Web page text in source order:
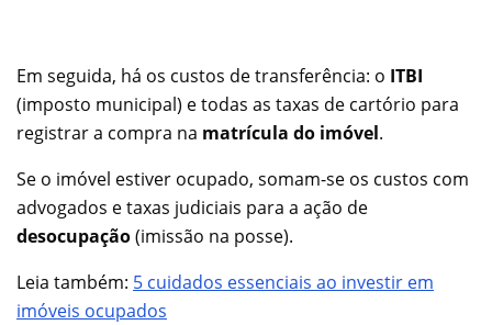
Em seguida, há os custos de transferência: o ITBI
(imposto municipal) e todas as taxas de cartório para
registrar a compra na matrícula do imóvel.
Se o imóvel estiver ocupado, somam-se os custos com
advogados e taxas judiciais para a ação de
desocupação(imissão na posse).
Leia também: 5 cuidados essenciais ao investir em
imóveis ocupados